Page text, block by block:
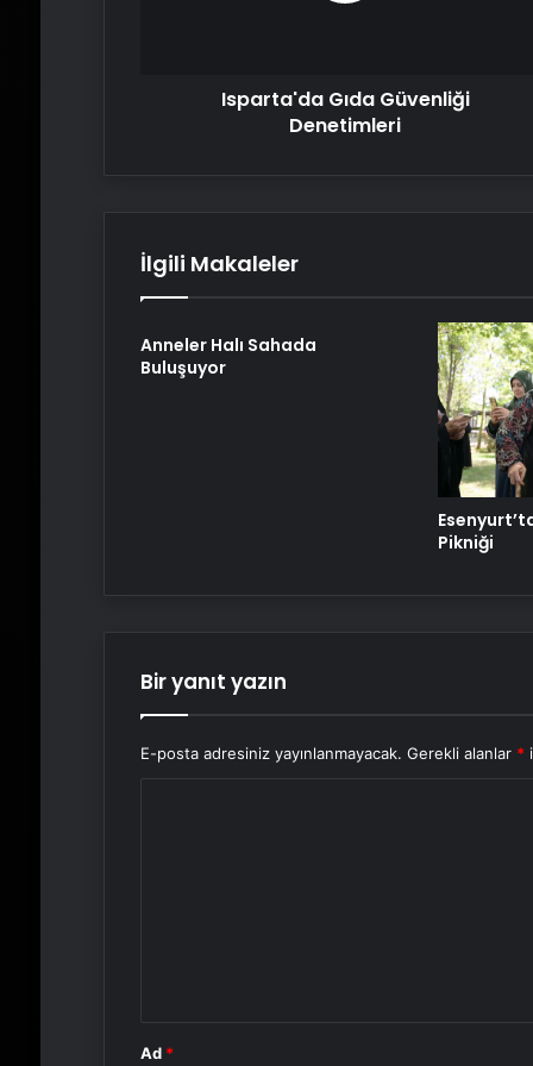
Isparta'da Gıda Güvenliği
Denetimleri
İlgili Makaleler
Anneler Halı Sahada
Buluşuyor
Pikniği
Bir yanıt yazın
E-posta adresiniz yayınlanmayacak. Gerekli alanlar *
Ad *